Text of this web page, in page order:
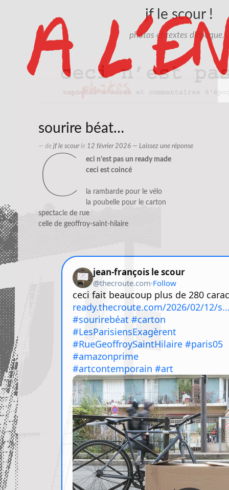
jf le scour !
photos et textes d'époque…
sourire béat…
— de jf le scourle 12 février 2026 — Laissez une réponse
c
eci n’est pas un ready made
ceci est coincé
la rambarde pour le vélo
la poubelle pour le carton
spectacle de rue
celle de geoffroy-saint-hilaire